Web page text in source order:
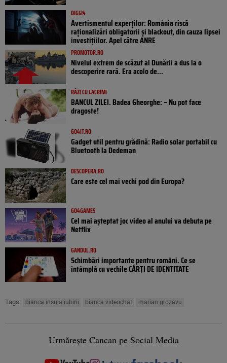
DIGI24
Avertismentul experților: România riscă
raționalizări obligatorii și blackout, din cauza lipsei
investițiilor. Apel către ANRE
PROMOTOR.RO
Nivelul extrem de scăzut al Dunării a dus la o
descoperire rară. Era acolo de...
RÂZI CU LACRIMI
BANCUL ZILEI. Badea Gheorghe: – Nu pot face
dragoste!
GO4IT.RO
Gadget util pentru grădină: Radio solar portabil cu
Bluetooth la Dedeman
DESCOPERA.RO
Care este cel mai vechi pod din Europa?
GO4GAMES
Cel mai așteptat joc video al anului va debuta pe
Netflix
GANDUL.RO
Schimbări importante pentru români. Ce se
întâmplă cu vechile CĂRȚI DE IDENTITATE
Tags: bianca insula iubirii bianca videochat marian grozavu
Urmărește Cancan pe Social Media